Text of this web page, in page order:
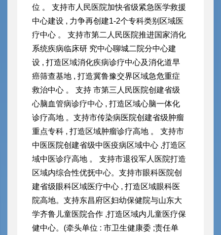
位 。 支持市人民医院加快省级紧急医学救援
中心建设 , 力争再创建1-2个专科类别区域医
疗中心 。 支持市第二人民医院推进国家消化
系统疾病临床研 究中心聊城二院分中心建
设 , 打造区域消化疾病诊疗中心及消化道早
癌筛查基地 , 打造冀鲁豫交界区域急危重症
救治中心 。 支持 市第三人民医院创建省级
心脑血管病诊疗中心 , 打造区域心脑一体化
诊疗高地 。支持市传染病医院创建省级肿瘤
重点专科 , 打造区域肿瘤诊疗高地 。 支持市
中医医院创建省级中医疫病区域中心 ,打造区
域中医诊疗高地 。 支持市退役军人医院打造
区域内综合性优抚中心。支持市眼科医院创
建省级眼科区域医疗中心 , 打造区域眼科医
院高地。支持东昌府区妇幼保健院与山东大
学齐鲁儿童医院合作 ,打造区域内儿童医疗保
健中心。(牵头单位 : 市卫生健康委 ;责任单